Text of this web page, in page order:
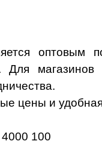
оптовым
Для магазинов
цены и
100